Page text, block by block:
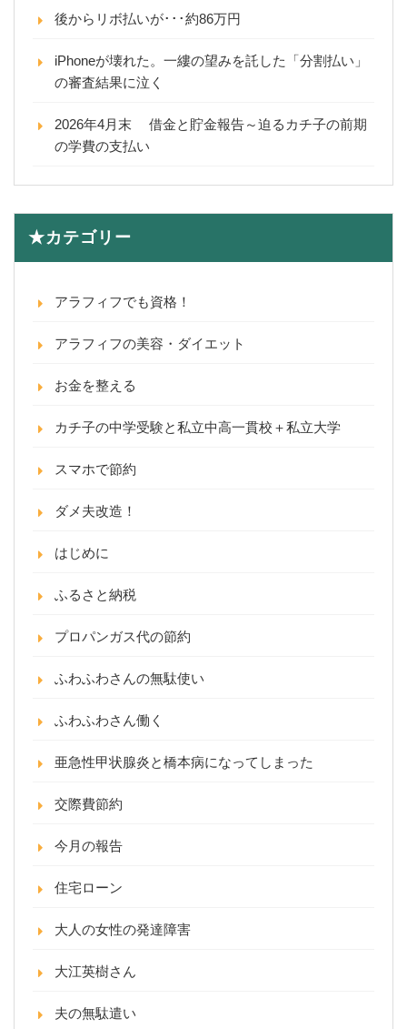
後からリボ払いが･･･約86万円
iPhoneが壊れた。一縷の望みを託した「分割払い」
の審査結果に泣く
2026年4月末 借金と貯金報告～迫るカチ子の前期
の学費の支払い
★カテゴリー
アラフィフでも資格！
アラフィフの美容・ダイエット
お金を整える
カチ子の中学受験と私立中高一貫校＋私立大学
スマホで節約
ダメ夫改造！
はじめに
ふるさと納税
プロパンガス代の節約
ふわふわさんの無駄使い
ふわふわさん働く
亜急性甲状腺炎と橋本病になってしまった
交際費節約
今月の報告
住宅ローン
大人の女性の発達障害
大江英樹さん
夫の無駄遣い